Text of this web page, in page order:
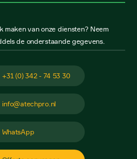
maken van onze diensten? Neem
de onderstaande gegevens.
+31 (0) 342 - 74 53 30
info@atechpro.nl
WhatsApp